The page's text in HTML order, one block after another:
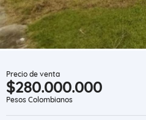
Precio de venta
$280.000.000
Pesos Colombianos